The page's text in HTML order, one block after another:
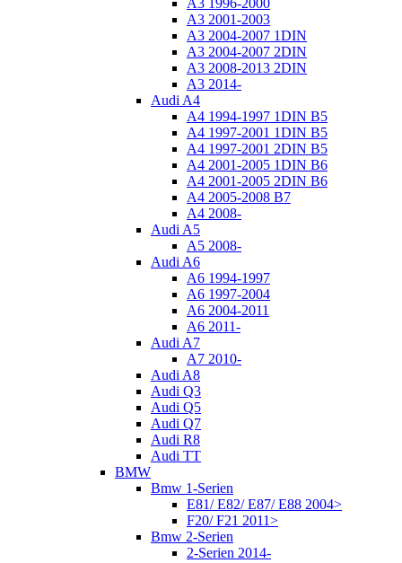
A3 1996-2000
A3 2001-2003
A3 2004-2007 1DIN
A3 2004-2007 2DIN
A3 2008-2013 2DIN
A3 2014-
Audi A4
A4 1994-1997 1DIN B5
A4 1997-2001 1DIN B5
A4 1997-2001 2DIN B5
A4 2001-2005 1DIN B6
A4 2001-2005 2DIN B6
A4 2005-2008 B7
A4 2008-
Audi A5
A5 2008-
Audi A6
A6 1994-1997
A6 1997-2004
A6 2004-2011
A6 2011-
Audi A7
A7 2010-
Audi A8
Audi Q3
Audi Q5
Audi Q7
Audi R8
Audi TT
BMW
Bmw 1-Serien
E81/ E82/ E87/ E88 2004>
F20/ F21 2011>
Bmw 2-Serien
2-Serien 2014-